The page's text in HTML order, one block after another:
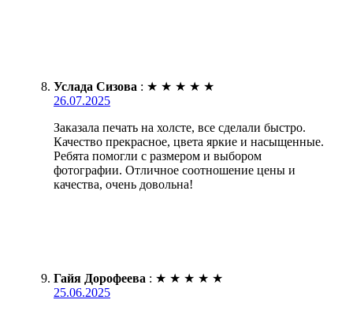
Услада Сизова : ★ ★ ★ ★ ★
26.07.2025
Заказала печать на холсте, все сделали быстро.
Качество прекрасное, цвета яркие и насыщенные.
Ребята помогли с размером и выбором
фотографии. Отличное соотношение цены и
качества, очень довольна!
Гайя Дорофеева : ★ ★ ★ ★ ★
25.06.2025